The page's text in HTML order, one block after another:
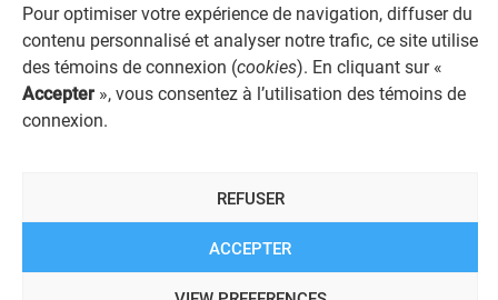
Pour optimiser votre expérience de navigation, diffuser du
contenu personnalisé et analyser notre trafic, ce site utilise
des témoins de connexion (cookies). En cliquant sur «
Accepter », vous consentez à l’utilisation des témoins de
connexion.
ACCEPTER
REFUSER
AVIS JURIDIQUE GÉNÉRAL
REGISTRE DES CONFLITS D'INTÉRÊTS
LIENS UTILES